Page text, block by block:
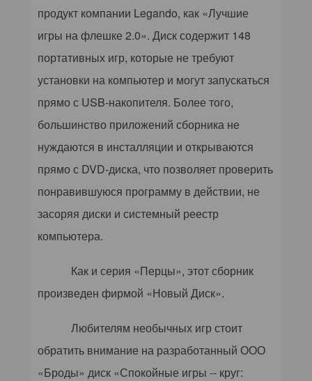
продукт компании Legando, как «Лучшие
игры на флешке 2.0». Диск содержит 148
портативных игр, которые не требуют
установки на компьютер и могут запускаться
прямо с USB-накопителя. Более того,
большинство приложений сборника не
нуждаются в инсталляции и открываются
прямо с DVD-диска, что позволяет проверить
понравившуюся программу в действии, не
засоряя диски и системный реестр
компьютера.
Как и серия «Перцы», этот сборник
произведен фирмой «Новый Диск».
Любителям необычных игр стоит
обратить внимание на разработанный ООО
«Броды» диск «Спокойные игры -- круг: